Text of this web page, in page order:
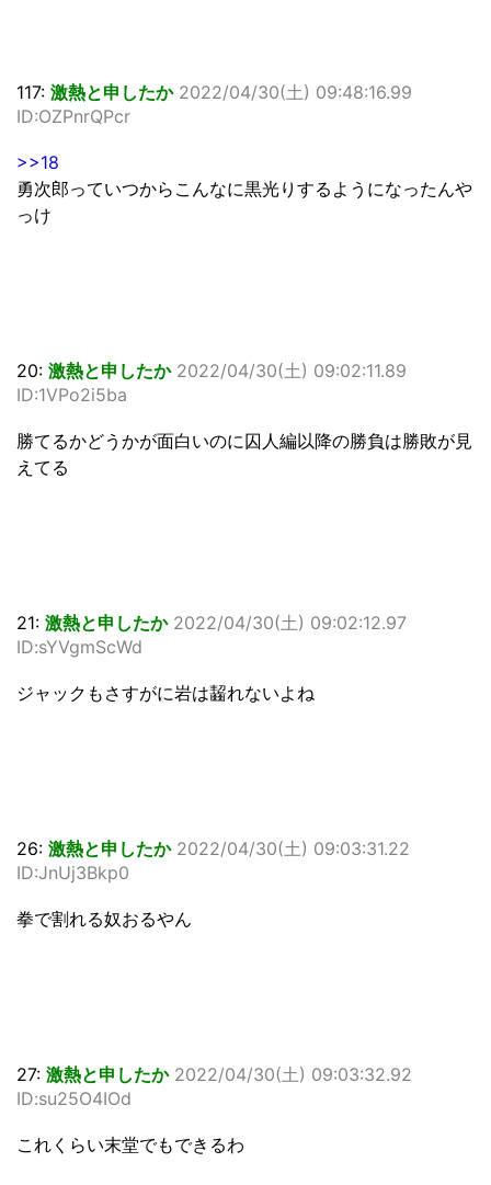
117: 激熱と申したか 2022/04/30(土) 09:48:16.99
ID:OZPnrQPcr
>>18
勇次郎っていつからこんなに黒光りするようになったんや
っけ
20: 激熱と申したか 2022/04/30(土) 09:02:11.89
ID:1VPo2i5ba
勝てるかどうかが面白いのに囚人編以降の勝負は勝敗が見
えてる
21: 激熱と申したか 2022/04/30(土) 09:02:12.97
ID:sYVgmScWd
ジャックもさすがに岩は齧れないよね
26: 激熱と申したか 2022/04/30(土) 09:03:31.22
ID:JnUj3Bkp0
拳で割れる奴おるやん
27: 激熱と申したか 2022/04/30(土) 09:03:32.92
ID:su25O4IOd
これくらい末堂でもできるわ